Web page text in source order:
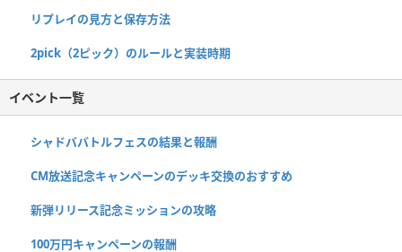
リプレイの見方と保存方法
2pick（2ピック）のルールと実装時期
イベント一覧
シャドババトルフェスの結果と報酬
CM放送記念キャンペーンのデッキ交換のおすすめ
新弾リリース記念ミッションの攻略
100万円キャンペーンの報酬